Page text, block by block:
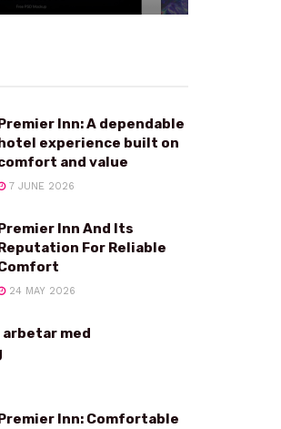
Inn: A dependable
experience built on
and value
7 JUNE 2026
Inn And Its
For Reliable
24 MAY 2026
med
Inn: Comfortable